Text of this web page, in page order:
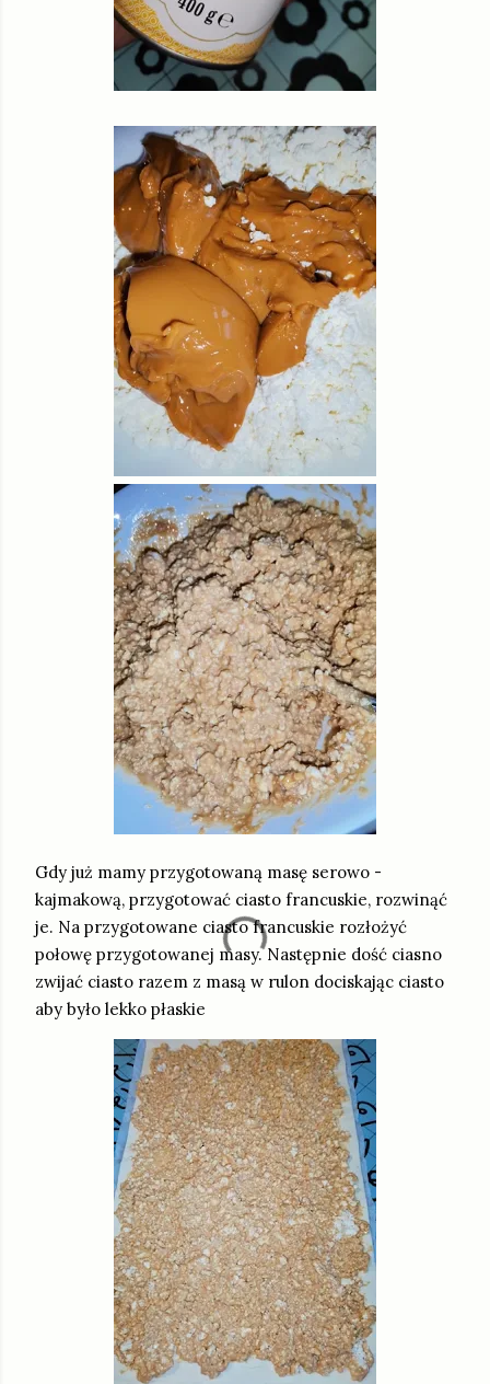
Gdy już mamy przygotowaną masę serowo -
kajmakową, przygotować ciasto francuskie, rozwinąć
je. Na przygotowane ciasto francuskie rozłożyć
połowę przygotowanej masy. Następnie dość ciasno
zwijać ciasto razem z masą w rulon dociskając ciasto
aby było lekko płaskie